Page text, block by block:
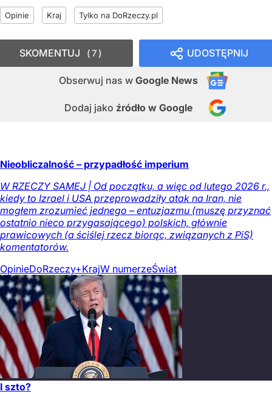
Opinie Kraj Tylko na DoRzeczy.pl
UDOSTĘPNIJ
Obserwuj nas w Google News
Dodaj jako źródło w Google
SKOMENTUJ 7
Nieobliczalność – przypadłość imperium
W RZECZY SAMEJ | Od początku, a więc od lutego 2026 r.,
kiedy to Izrael i USA przeprowadziły atak na Iran, nie
mogłem zrozumieć jednego – entuzjazmu (muszę przyznać
ostatnio nieco przygasającego) polskich, głównie
prawicowych (a ściślej rzecz biorąc, związanych z PiS)
komentatorów.
OpinieDoRzeczy+KrajW numerzeŚwiat
I szto?